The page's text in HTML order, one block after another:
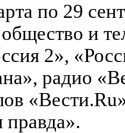
по 29
и
2»,
радио
правда».